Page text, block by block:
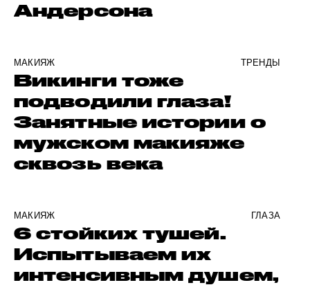
Андерсона
МАКИЯЖ ТРЕНДЫ
Викинги тоже
подводили глаза!
Занятные истории о
мужском макияже
сквозь века
МАКИЯЖ ГЛАЗА
6 стойких тушей.
Испытываем их
интенсивным душем,